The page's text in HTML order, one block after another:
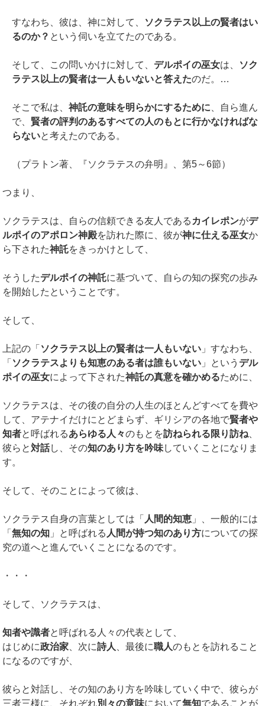
すなわち、彼は、神に対して、 ソクラテス以上の賢者はい
るのか？ という伺いを立てたのである。
そして、この問いかけに対して、 デルポイの巫女は、 ソク
ラテス以上の賢者は一人もいないと答えたのだ。…
そこで私は、神託の意味を明らかにするために、自ら進ん
で、 賢者の評判のあるすべての人のもとに行かなければな
らないと考えたのである。
（プラトン著、『ソクラテスの弁明』、第5～6節）
つまり、
ソクラテスは、自らの信頼できる友人であるカイレポンがデ
ルポイのアポロン神殿を訪れた際に、彼が神に仕える巫女か
ら下された神託をきっかけとして、
そうしたデルポイの神託に基づいて、自らの知の探究の歩み
を開始したということです。
そして、
上記の「 ソクラテス以上の賢者は一人もいない 」すなわち、
「 ソクラテスよりも知恵のある者は誰もいない 」という デル
ポイの巫女によって下された神託の真意を確かめるために、
ソクラテスは、その後の自分の人生のほとんどすべてを費や
して、アテナイだけにとどまらず、ギリシアの各地で賢者や
知者と呼ばれるあらゆる人々のもとを訪ねられる限り訪ね、
彼らと対話し、その知のあり方を吟味していくことになりま
す。
そして、そのことによって彼は、
ソクラテス自身の言葉としては「 人間的知恵 」、一般的には
「無知の知 」と呼ばれる 人間が持つ知のあり方についての探
究の道へと進んでいくことになるのです。
・・・
そして、ソクラテスは、
知者や識者と呼ばれる人々の代表として、
はじめに政治家、次に詩人、最後に職人のもとを訪れること
になるのですが、
彼らと対話し、その知のあり方を吟味していく中で、彼らが
三者三様に、それぞれ別々の意味において無知であることが